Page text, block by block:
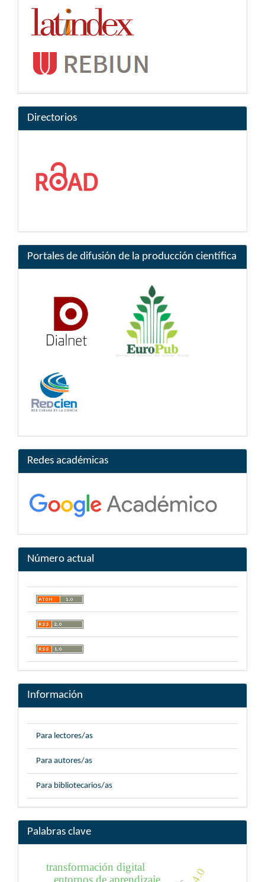
Directorios
Portales de difusión de la producción científica
Redes académicas
Número actual
Información
Para lectores/as
Para autores/as
Para bibliotecarios/as
Palabras clave
transformación digital